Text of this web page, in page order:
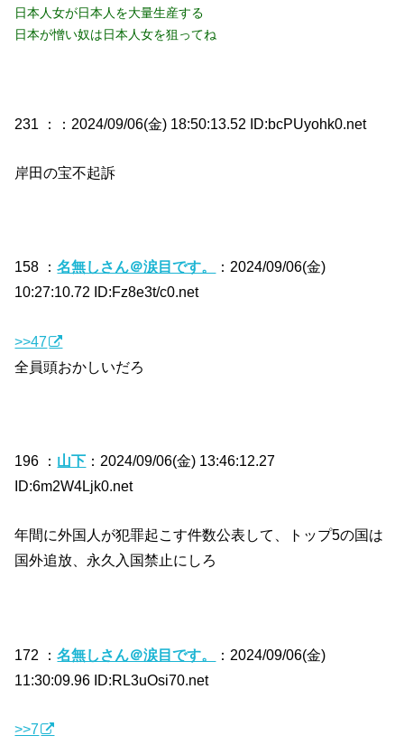
日本人女が日本人を大量生産する
日本が憎い奴は日本人女を狙ってね
231 ： ：2024/09/06(金) 18:50:13.52 ID:bcPUyohk0.net
岸田の宝不起訴
158 ：名無しさん＠涙目です。
：2024/09/06(金)
10:27:10.72 ID:Fz8e3t/c0.net
>>47
全員頭おかしいだろ
196 ： 山下 ：2024/09/06(金) 13:46:12.27
ID:6m2W4Ljk0.net
年間に外国人が犯罪起こす件数公表して、トップ5の国は
国外追放、永久入国禁止にしろ
172 ：名無しさん＠涙目です。
：2024/09/06(金)
11:30:09.96 ID:RL3uOsi70.net
>>7